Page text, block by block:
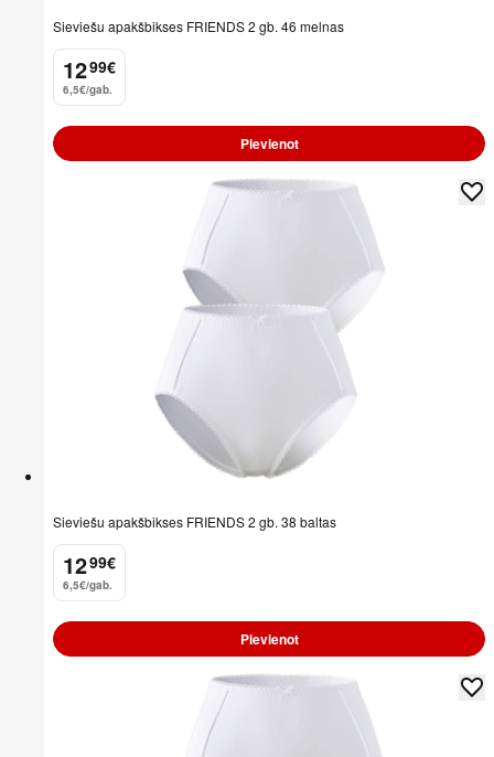
Sieviešu apakšbikses FRIENDS 2 gb. 46 melnas
12
. 99€
6,5€/gab.
Pievienot
Sieviešu apakšbikses FRIENDS 2 gb. 38 baltas
12
. 99€
6,5€/gab.
Pievienot